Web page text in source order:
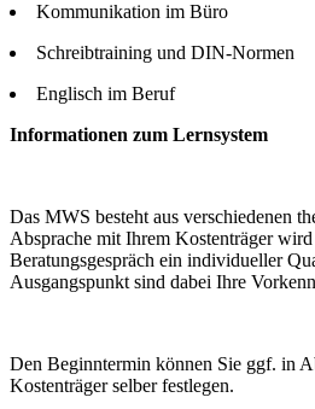
Kommunikation im Büro
Schreibtraining und DIN-Normen
Englisch im Beruf
Informationen zum Lernsystem
Das MWS besteht aus verschiedenen
Absprache mit Ihrem Kostenträger
Beratungsgespräch ein individueller
Ausgangspunkt sind dabei Ihre
Den Beginntermin können Sie ggf. in
Kostenträger selber festlegen.